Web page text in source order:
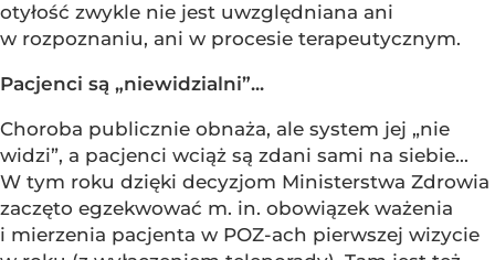
otyłość zwykle nie jest uwzględniana ani
w rozpoznaniu, ani w procesie terapeutycznym.
Pacjenci są „niewidzialni”...
Choroba publicznie obnaża, ale system jej „nie
widzi”, a pacjenci wciąż są zdani sami na siebie...
W tym roku dzięki decyzjom Ministerstwa Zdrowia
zaczęto egzekwować m. in. obowiązek ważenia
i mierzenia pacjenta w POZ-ach pierwszej wizycie